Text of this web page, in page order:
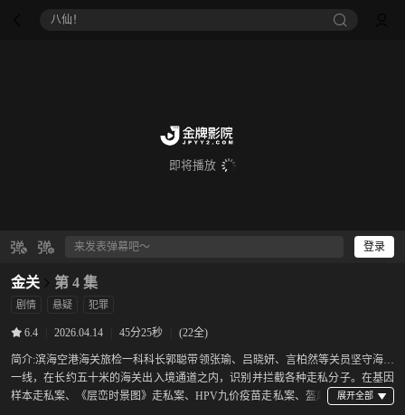
八仙！
即将播放
登录
金关 第 4 集
剧情 悬疑 犯罪
6.4 2026.04.14 45分25秒 (22全)
简介:滨海空港海关旅检一科科长郭聪带领张瑜、吕晓妍、言柏然等关员坚守海关
一线，在长约五十米的海关出入境通道之内，识别并拦截各种走私分子。在基因
样本走私案、《层峦时景图》走私案、HPV九价疫苗走私案、盔犀